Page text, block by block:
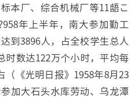
本厂、综合机械厂等11龉こ
年上半年，南大参加勤工
到3896人，占全校学生总人
时数达122万个小时，平均每
（《光明日报》1958年8月23
加大石头水库劳动、乌龙潭